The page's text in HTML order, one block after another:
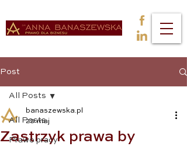
Post
All Posts
Prawo pracy
All Posts
Zastrzyk prawa by
banaszewska.pl
29 maj